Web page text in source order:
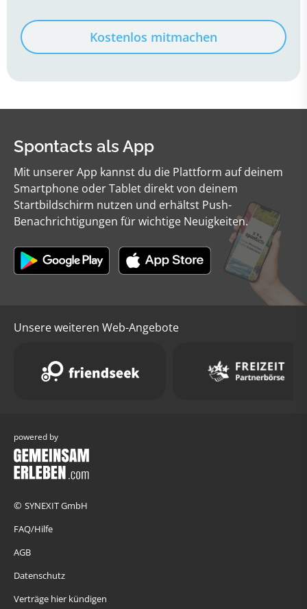
Kostenlos mitmachen
Spontacts als App
Mit unserer App kannst du die Plattform auf deinem
Smartphone oder Tablet direkt von deinem
Startbildschirm nutzen und erhältst Push-
Benachrichtigungen für wichtige Neuigkeiten.
Unsere weiteren Web-Angebote
powered by
© SYNEXIT GmbH
FAQ/Hilfe
AGB
Datenschutz
Verträge hier kündigen